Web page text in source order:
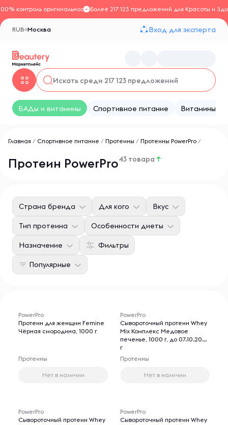
контроль оригинальностиБолее 217 123 предложений для Красоты и
Москва
RUB Вход для эксперта
БАДы и витамины Спортивное питание Витамины
Главная / Спортивное питание / Протеины / Протеины PowerPro /
Протеин PowerPro43 товара ↑
Фильтры
Страна бренда Для кого Вкус
Тип протеина Особенности диеты
Назначение
Популярные
PowerPro
Протеин для женщин Femine
Чёрная смородина, 1000 г
Протеины
Нет в наличии
PowerPro
Сывороточный протеин Whey
Mix Комплекс Медовое
печенье, 1000 г, до 07.10.2026
г
Протеины
Нет в наличии
PowerPro
Сывороточный протеин Whey
PowerPro
Сывороточный протеин Whey